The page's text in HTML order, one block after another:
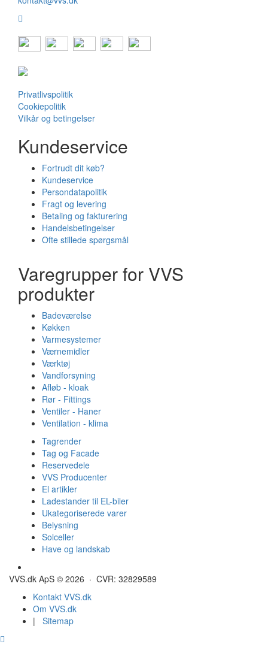
Privatlivspolitik
Cookiepolitik
Vilkår og betingelser
Kundeservice
Fortrudt dit køb?
Kundeservice
Persondatapolitik
Fragt og levering
Betaling og fakturering
Handelsbetingelser
Ofte stillede spørgsmål
Varegrupper for VVS
produkter
Badeværelse
Køkken
Varmesystemer
Værnemidler
Værktøj
Vandforsyning
Afløb - kloak
Rør - Fittings
Ventiler - Haner
Ventilation - klima
Tagrender
Tag og Facade
Reservedele
VVS Producenter
El artikler
Ladestander til EL-biler
Ukategoriserede varer
Belysning
Solceller
Have og landskab
VVS.dk ApS © 2026 · CVR: 32829589
Kontakt VVS.dk
Om VVS.dk
| Sitemap